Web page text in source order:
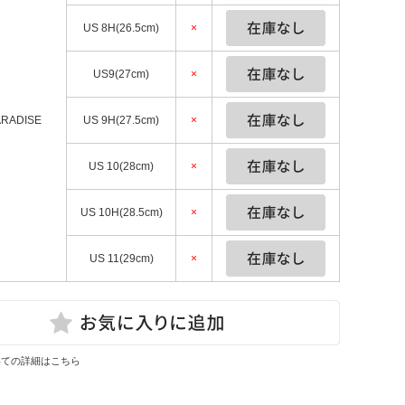
US 8H(26.5cm) ×
US9(27cm) ×
US 9H(27.5cm) ×
US 10(28cm) ×
US 10H(28.5cm) ×
US 11(29cm) ×
の詳細はこちら